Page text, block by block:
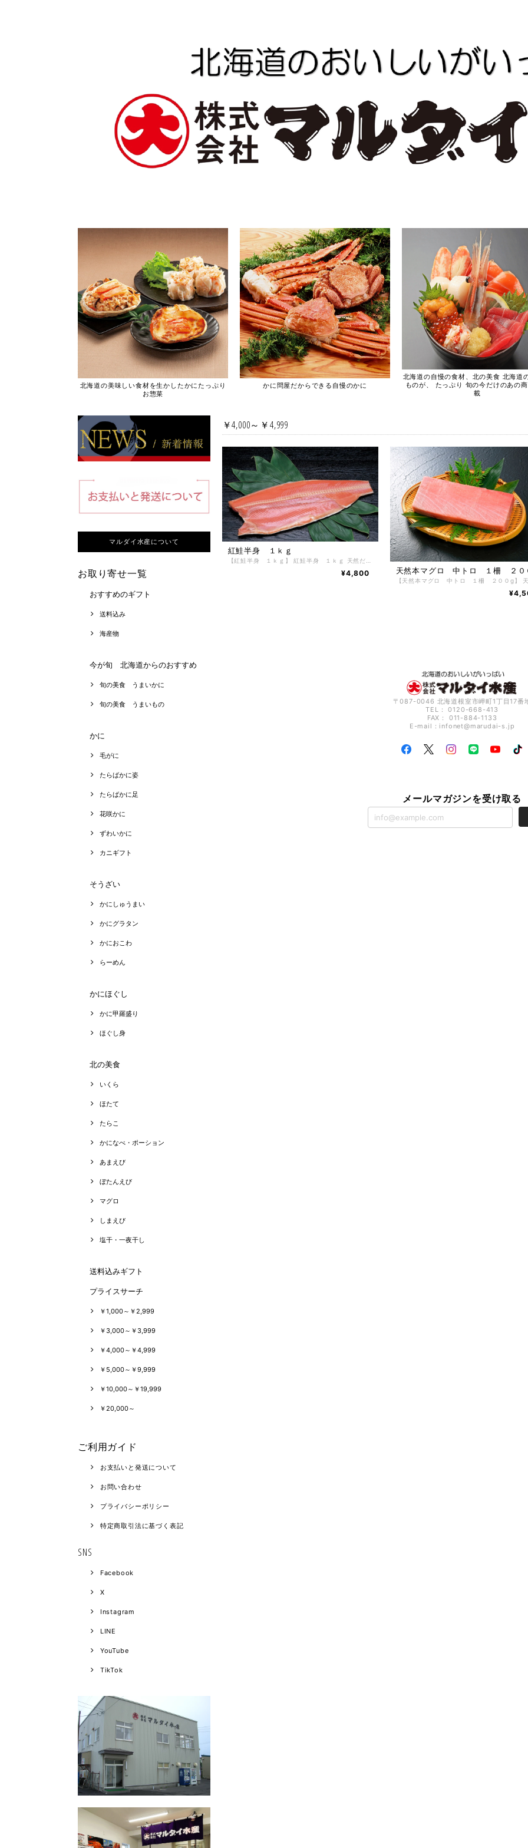
北海道の美味しい食材を生かしたかにたっぷり
お惣菜
かに問屋だからできる自慢のかに
北海道の自慢の食材、北の美食 北海道
ものが、 たっぷり 旬の今だけのあの
載
マルダイ水産について
お取り寄せ一覧
おすすめのギフト
送料込み
海産物
今が旬 北海道からのおすすめ
旬の美食 うまいかに
旬の美食 うまいもの
かに
毛がに
たらばかに姿
たらばかに足
花咲かに
ずわいかに
カニギフト
そうざい
かにしゅうまい
かにグラタン
かにおこわ
らーめん
かにほぐし
かに甲羅盛り
ほぐし身
北の美食
いくら
ほたて
たらこ
かになべ・ポーション
あまえび
ぼたんえび
マグロ
しまえび
塩干・一夜干し
送料込みギフト
プライスサーチ
￥1,000～￥2,999
￥3,000～￥3,999
￥4,000～￥4,999
￥5,000～￥9,999
￥10,000～￥19,999
￥20,000～
ご利用ガイド
お支払いと発送について
お問い合わせ
プライバシーポリシー
特定商取引法に基づく表記
SNS
Facebook
X
Instagram
LINE
YouTube
TikTok
￥4,000～￥4,999
紅鮭半身 １ｋｇ
¥4,800 天然本マグロ 中トロ １柵 ２０
〒087-0046 北海道根室市岬町1丁目17番
TEL： 0120-668-413
FAX： 011-884-1133
E-mail： infonet@marudai-s.jp
メールマガジンを受け取る